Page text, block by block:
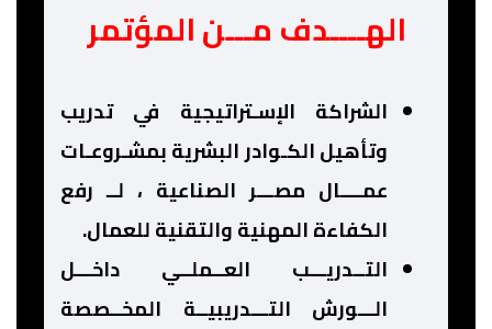
الهــــدف مـــن المؤتمر
الشراكة الإسـتراتيجية في تدريب
وتأهيل الكـوادر البشرية بمشـروعـات
عمــــال مصـــر الصناعية ، لــ رفع
الكفاءة المهنية والتقنية للعمال.
التــدريـــب العــملــي داخـــل
الـــورش التـــدريبيــة المخــصصة